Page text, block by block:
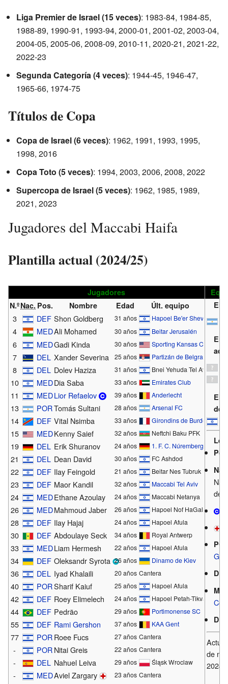
Liga Premier de Israel (15 veces): 1983-84, 1984-85,
1988-89, 1990-91, 1993-94, 2000-01, 2001-02, 2003-04,
2004-05, 2005-06, 2008-09, 2010-11, 2020-21, 2021-22,
2022-23
Segunda Categoría (4 veces): 1944-45, 1946-47,
1965-66, 1974-75
Títulos de Copa
Copa de Israel (6 veces): 1962, 1991, 1993, 1995,
1998, 2016
Copa Toto (5 veces): 1994, 2003, 2006, 2008, 2022
Supercopa de Israel (5 veces): 1962, 1985, 1989,
2021, 2023
Jugadores del Maccabi Haifa
Plantilla actual (2024/25)
Jugadores
N.ºNac. Pos. Nombre Edad Últ. equipo
3 DEF Shon Goldberg 31 años Hapoel Be'er Sheva
4 MEDAli Mohamed 30 años Beitar Jerusalén
6 MEDGadi Kinda 30 años Sporting Kansas City
7 DEL Xander Severina 25 años Partizán de Belgrado
8 DEL Dolev Haziza 31 años Bnei Yehuda Tel Aviv
10 MEDDia Saba 33 años Emirates Club
11 MEDLior Refaelov 39 años Anderlecht
13 PORTomás Sultani 28 años Arsenal FC
14 DEF Vital Nsimba 33 años Girondins de Burdeos
15 MEDKenny Saief 32 años Neftchi Baku PFK
19 DEL Erik Shuranov 24 años 1. F. C. Núremberg
21 DEL Dean David 30 años FC Ashdod
22 DEF Ilay Feingold 21 años Beitar Nes Tubruk
23 DEF Maor Kandil 32 años Maccabi Tel Aviv
24 MEDEthane Azoulay 24 años Maccabi Netanya
26 MEDMahmoud Jaber 26 años Hapoel Nof HaGalil
28 DEF Ilay Hajaj 24 años Hapoel Afula
30 DEF Abdoulaye Seck 34 años Royal Antwerp
33 MEDLiam Hermesh 22 años Hapoel Afula
34 DEF Oleksandr Syrota 26 años Dinamo de Kiev
36 DEL Iyad Khalaili 20 años Cantera
40 PORSharif Kaiuf 25 años Hapoel Afula
42 DEF Roey Elimelech 24 años Hapoel Petah-Tikvah
44 DEF Pedrão 29 años Portimonense SC
55 DEF Rami Gershon 37 años KAA Gent
77 PORRoee Fucs 27 años Cantera
- PORNitai Greis 22 años Cantera
- DEL Nahuel Leiva 29 años Śląsk Wroclaw
- MEDAviel Zargary 23 años Cantera
de
de
2024